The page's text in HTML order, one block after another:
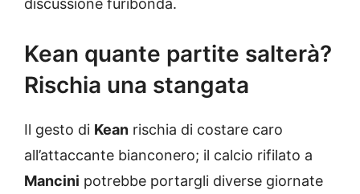
discussione furibonda.
Kean quante partite salterà?
Rischia una stangata
Il gesto di Kean rischia di costare caro
all’attaccante bianconero; il calcio rifilato a
Mancini potrebbe portargli diverse giornate